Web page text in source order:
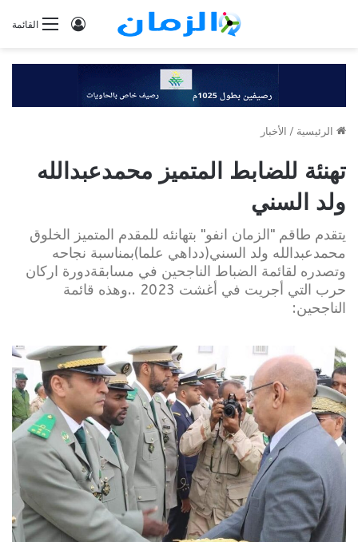
القائمةتسجيل
الرئيسية / الأخبار
تهنئة للضابط المتميز محمدعبدالله
ولد السني
يتقدم طاقم "الزمان انفو" بتهانئه للمقدم المتميز الخلوق
محمدعبدالله ولد السني(دداهي علما)بمناسبة نجاحه
وتصدره لقائمة الضباط الناجحين في مسابقةدورة اركان
حرب التي أجريت في أغشت 2023 ..وهذه قائمة
الناجحين: